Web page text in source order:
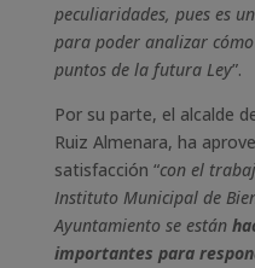
peculiaridades, pues es
para poder analizar
puntos de la futura Ley”.
Por su parte, el alcalde
Ruiz Almenara, ha
satisfacción “con el
Instituto Municipal de
Ayuntamiento se están
importantes para